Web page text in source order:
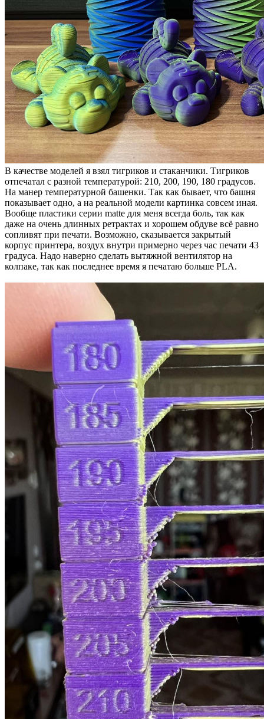
В качестве моделей я взял тигриков и стаканчики. Тигриков
отпечатал с разной температурой: 210, 200, 190, 180 градусов.
На манер температурной башенки. Так как бывает, что башня
показывает одно, а на реальной модели картинка совсем иная.
Вообще пластики серии matte для меня всегда боль, так как
даже на очень длинных ретрактах и хорошем обдуве всё равно
сопливят при печати. Возможно, сказывается закрытый
корпус принтера, воздух внутри примерно через час печати 43
градуса. Надо наверно сделать вытяжной вентилятор на
колпаке, так как последнее время я печатаю больше PLA.